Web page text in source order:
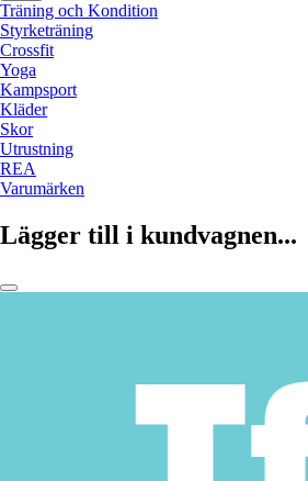
Träning och Kondition
Styrketräning
Crossfit
Yoga
Kampsport
Kläder
Skor
Utrustning
REA
Varumärken
Lägger till i kundvagnen...